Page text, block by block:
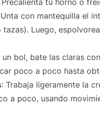
con mantequilla el
Luego,
un bol, bate las claras
poco a poco hasta
: Trabaja ligeramente la
a poco, usando